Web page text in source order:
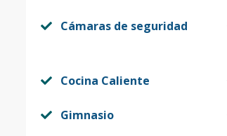
Cámaras de seguridad
Cocina Caliente
Gimnasio